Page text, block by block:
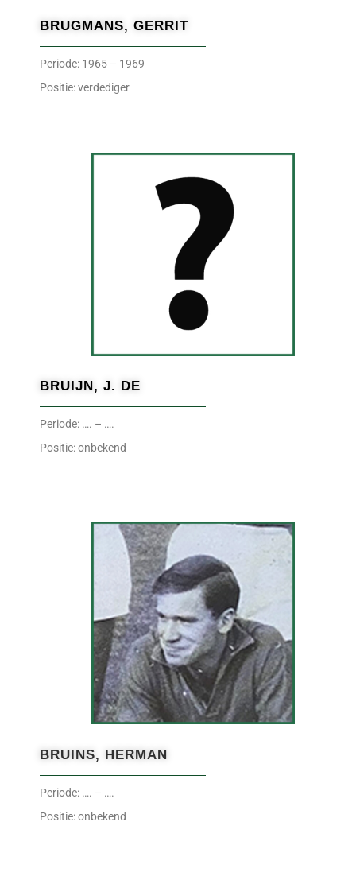
BRUGMANS, GERRIT
Periode: 1965 – 1969
Positie: verdediger
BRUIJN, J. DE
Periode: …. – ….
Positie: onbekend
BRUINS, HERMAN
Periode: …. – ….
Positie: onbekend